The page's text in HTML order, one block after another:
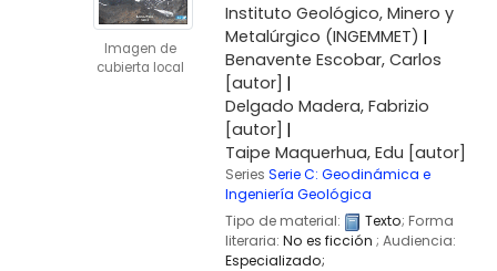
Imagen de
cubierta local
Instituto Geológico, Minero y
Metalúrgico (INGEMMET)
Benavente Escobar, Carlos
[autor]
Delgado Madera, Fabrizio
[autor]
Taipe Maquerhua, Edu [autor]
Series Serie C: Geodinámica e
Ingeniería Geológica
Tipo de material:
Texto; Forma
literaria: No es ficción ; Audiencia:
Especializado;